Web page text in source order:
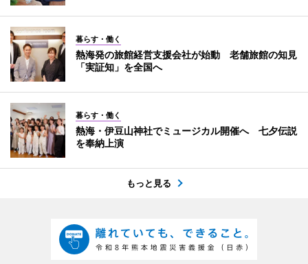
暮らす・働く
熱海発の旅館経営支援会社が始動 老舗旅館の知見
「実証知」を全国へ
暮らす・働く
熱海・伊豆山神社でミュージカル開催へ 七夕伝説
を奉納上演
もっと見る